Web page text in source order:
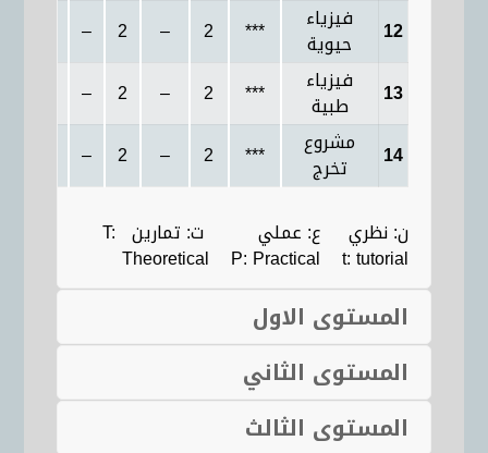
– 2 – 2 *** فيزياء
حيوية
12
– 2 – 2 *** فيزياء
طبية
13
– 2 – 2 *** مشروع
تخرج 14
ن: نظري ع: عملي ت: تمارين T:
Theoretical P: Practical t: tutorial
المستوى الاول
المستوى الثاني
المستوى الثالث